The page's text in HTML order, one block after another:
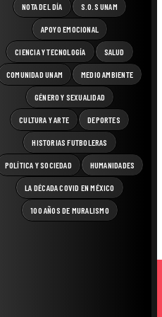
NOTA DEL DÍA S.O.S UNAM
APOYO EMOCIONAL
CIENCIA Y TECNOLOGÍA SALUD
COMUNIDAD UNAM MEDIO AMBIENTE
GÉNERO Y SEXUALIDAD
CULTURA Y ARTE DEPORTES
HISTORIAS FUTBOLERAS
POLÍTICA Y SOCIEDAD HUMANIDADES
LA DÉCADA COVID EN MÉXICO
100 AÑOS DE MURALISMO